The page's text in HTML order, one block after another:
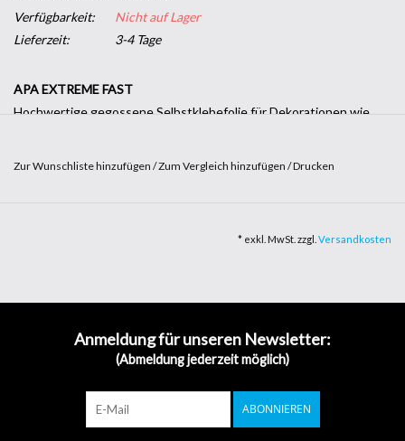
Verfügbarkeit:
Nicht auf Lager
Lieferzeit:
3-4 Tage
APA EXTREME FAST
Hochwertige gegossene Selbstklebefolie für Dekorationen wie
Haltbarkeit der Folie bis zu 8/10 Jahren im Freien. Metallisiert 5
Folienstärke: 55 µm
mit Kanalklebstoffs
Zur Wunschliste hinzufügen /Zum Vergleich hinzufügen /Drucken
* exkl. MwSt. zzgl. Versandkosten
Anmeldung für unseren Newsletter:
(Abmeldung jederzeit möglich)
ABONNIEREN